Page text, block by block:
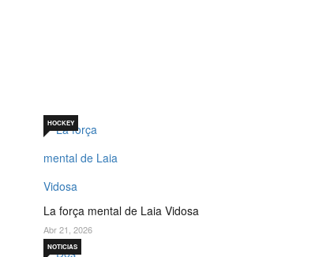
La força mental de Laia Vidosa
HOCKEY
Abr 21, 2026
NOTICIAS